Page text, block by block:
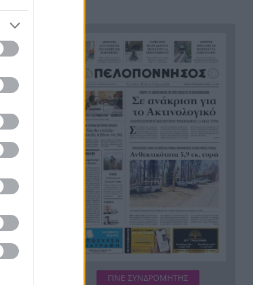
καταστροφικές πυρκαγιές
Η ανακοίνωση της ΕΑΠ για
Βασιλάκο και Μαμάση
19:48 Γιατί οδηγήθηκαν στη φυλακή
οι οι δύο Ινδοί, που
κατηγορούνται για τη
ψυχολόγου στο Ναύπλιο,
ΒΙΝΤΕΟ
Το Ιράν στέλνει μήνυμα στον
Κόλπο: «Φρενάρετε τον Τραμπ
ή θα πληγούν κρίσιμες
υποδομές»
«Ευγενικός, ακέραιος και
ανακοίνωση της οικογένειας
ΓΙΝΕ ΣΥΝΔΡΟΜΗΤΗΣ